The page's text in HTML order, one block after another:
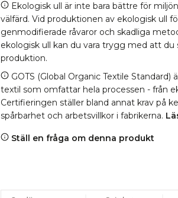
Ekologisk ull är inte bara bättre för
välfärd. Vid produktionen av ekologisk ull
genmodifierade råvaror och skadliga
ekologisk ull kan du vara trygg med att
produktion.
GOTS (Global Organic Textile
textil som omfattar hela processen - från
Certifieringen ställer bland annat krav på
spårbarhet och arbetsvillkor i fabrikerna.
Ställ en fråga om denna produkt